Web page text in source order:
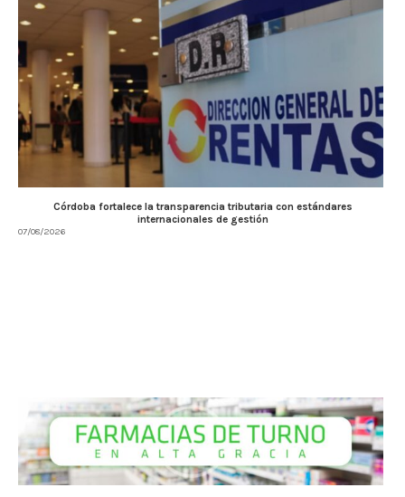
Córdoba fortalece la transparencia tributaria con estándares
internacionales de gestión
07/08/2026